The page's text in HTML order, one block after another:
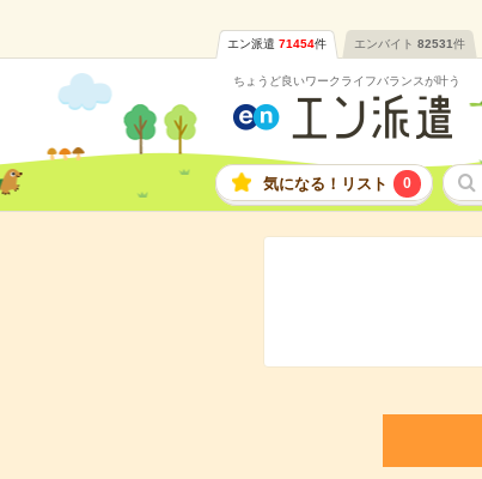
エン派遣 71454件 エンバイト 82531件
ちょうど良いワークライフバランスが叶う
気になる！リスト 0